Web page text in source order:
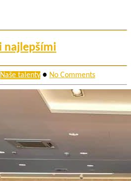
najlepšími
Naše talenty ● No Comments